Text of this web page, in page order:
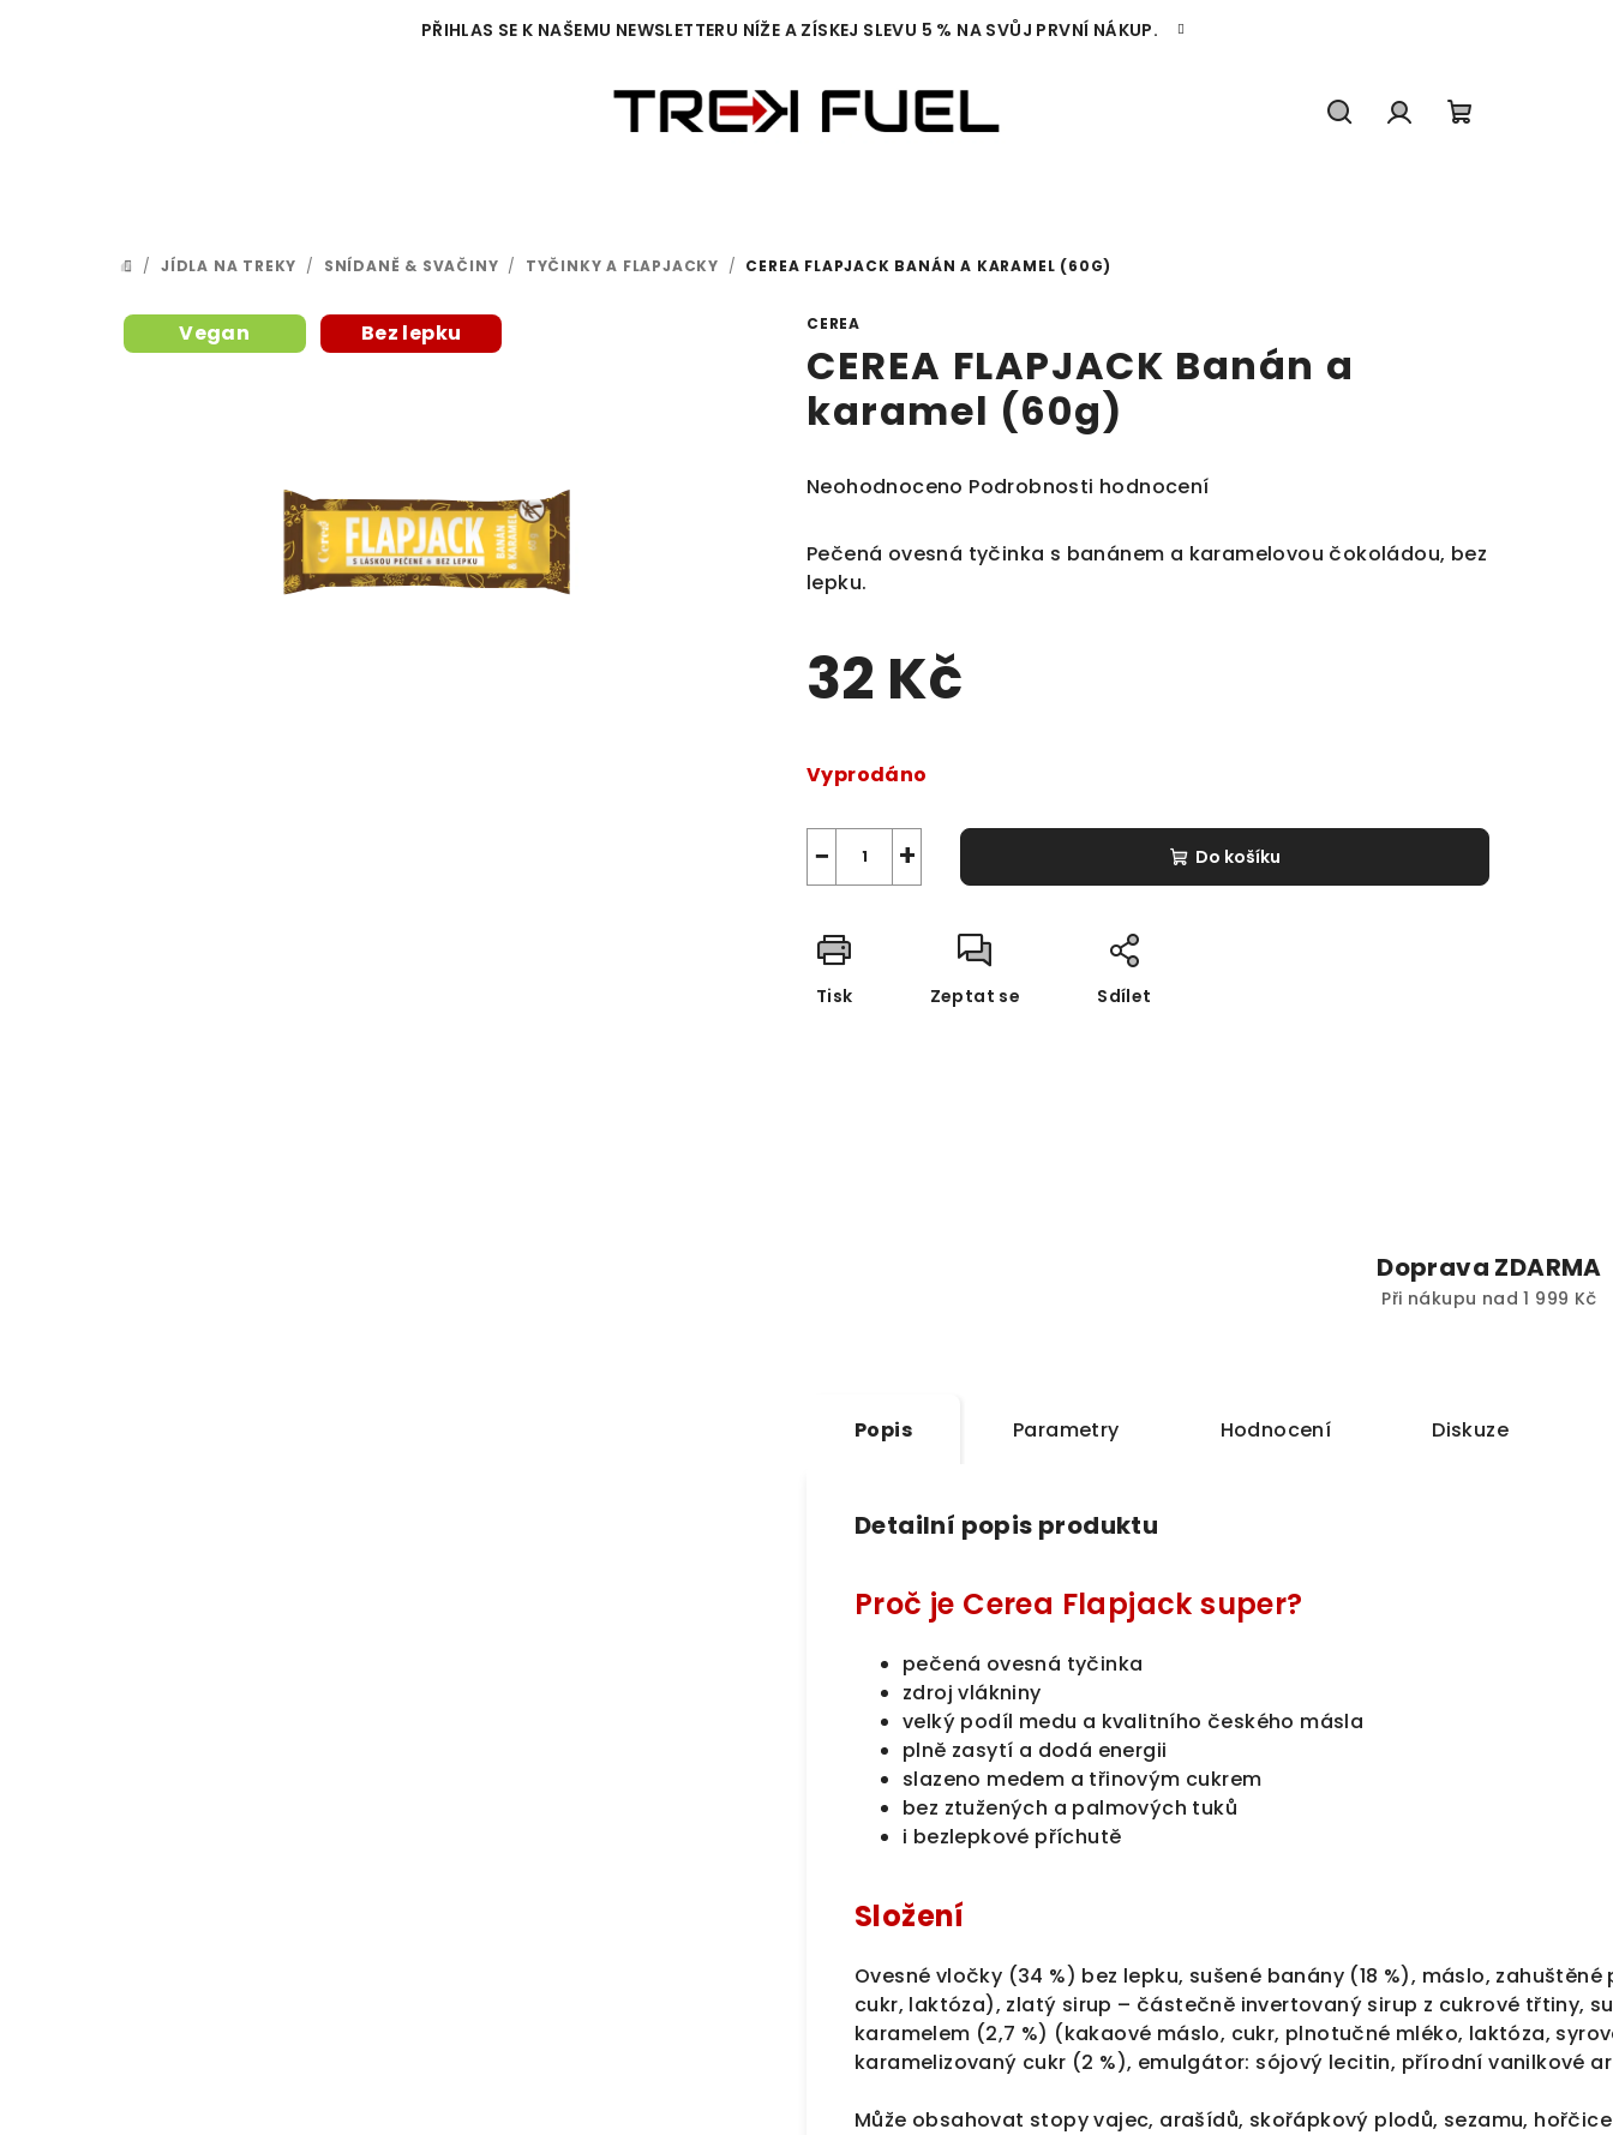
PŘIHLAS SE K NAŠEMU NEWSLETTERU NÍŽE A ZÍSKEJ SLEVU 5 % NA SVŮJ PRVNÍ NÁKUP.
DOMŮ
/ JÍDLA NA TREKY / SNÍDANĚ & SVAČINY / TYČINKY A FLAPJACKY / CEREA FLAPJACK BANÁN A KARAMEL (60G)
CEREA
CEREA FLAPJACK Banán a
karamel (60g)
Průměrné
produktu
je
0,0
5
hvězdiček.
Neohodnoceno Podrobnosti hodnocení
Pečená ovesná tyčinka s banánem a karamelovou čokoládou, bez
lepku.
32 Kč
cena:
Vyprodáno
+
− Do košíku
Tisk Zeptat se Sdílet
Vegan Bez lepku
Doprava ZDARMA
Při nákupu nad 1 999 Kč
Popis Parametry Hodnocení Diskuze
Detailní popis produktu
Proč je Cerea Flapjack super?
pečená ovesná tyčinka
zdroj vlákniny
velký podíl medu a kvalitního českého másla
plně zasytí a dodá energii
slazeno medem a třinovým cukrem
bez ztužených a palmových tuků
i bezlepkové příchutě
Složení
Ovesné vločky (34 %) bez lepku, sušené banány (18 %), máslo,
cukr, laktóza), zlatý sirup – částečně invertovaný sirup z cukrové třtiny,
karamelem (2,7 %) (kakaové máslo, cukr, plnotučné mléko, laktóza,
karamelizovaný cukr (2 %), emulgátor: sójový lecitin, přírodní vanilkové
Může obsahovat stopy vajec, arašídů, skořápkový plodů, sezamu,